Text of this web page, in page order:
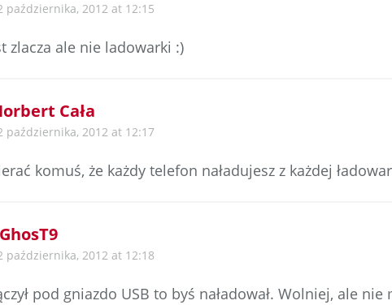
października, 2012 at 12:15
zlacza ale nie ladowarki :)
Cała
października, 2012 at 12:17
komuś, że każdy telefon naładujesz z każdej
października, 2012 at 12:18
pod gniazdo USB to byś naładował. Wolniej, ale nie